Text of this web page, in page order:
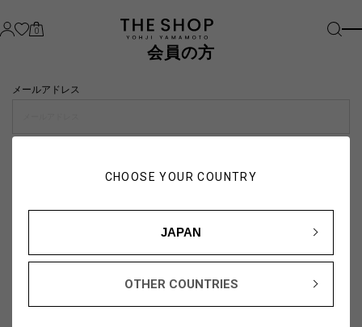
CHOOSE YOUR COUNTRY
JAPAN
OTHER COUNTRIES
0
会員の方
メールアドレス
こちら